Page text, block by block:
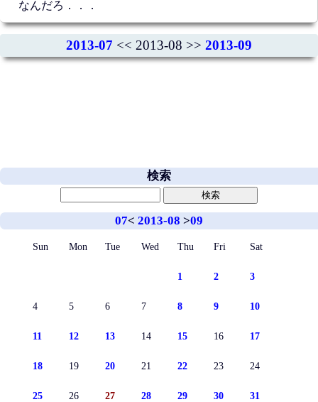
なんだろ．．．
2013-07 << 2013-08 >> 2013-09
検索
07< 2013-08 >09
Sun Mon Tue Wed Thu Fri Sat
1 2 3
4 5 6 7 8 9 10
11 12 13 14 15 16 17
18 19 20 21 22 23 24
25 26 27 28 29 30 31